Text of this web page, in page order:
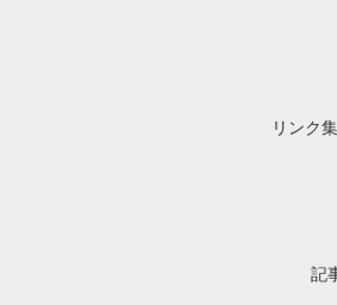
リンク
記